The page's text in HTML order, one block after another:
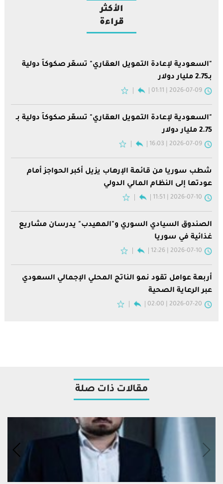
الأكثر
قراءة
"السعودية لإعادة التمويل العقاري" تسعّر صكوكاً دولية
بـ2.75 مليار دولار
2026-07-09 | 01:11
"السعودية لإعادة التمويل العقاري" تسعّر صكوكاً دولية بـ
2.75 مليار دولار
2026-07-09 | 16:03
شطب سوريا من قائمة الإرهاب يزيل أكبر الحواجز أمام
عودتها إلى النظام المالي الدولي
2026-07-10 | 11:51
الصندوق السيادي السوري و"المهيدب" يدرسان مشاريع
غذائية في سوريا
2026-07-10 | 12:26
أربعة عوامل تقود نمو الناتج المحلي الإجمالي السعودي
عبر الرعاية الصحية
2026-07-20 | 02:00
مقالات ذات صلة